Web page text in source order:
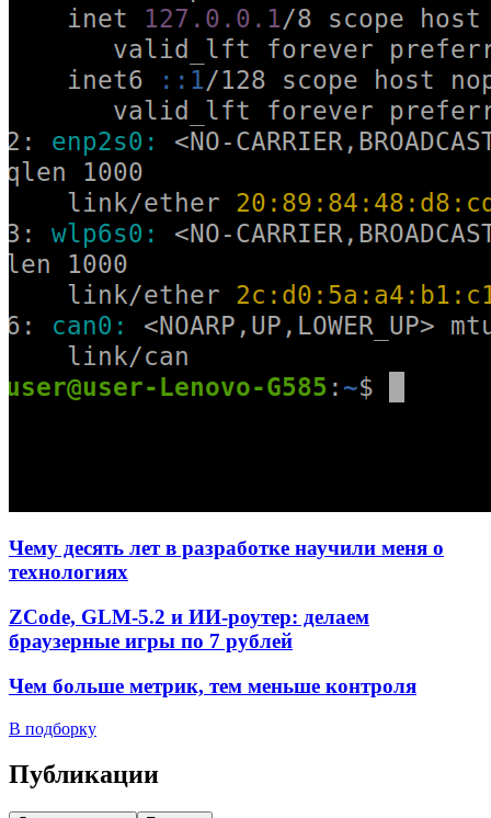
Чему десять лет в разработке научили меня о
технологиях
ZCode, GLM-5.2 и ИИ-роутер: делаем
браузерные игры по 7 рублей
Чем больше метрик, тем меньше контроля
В подборку
Публикации